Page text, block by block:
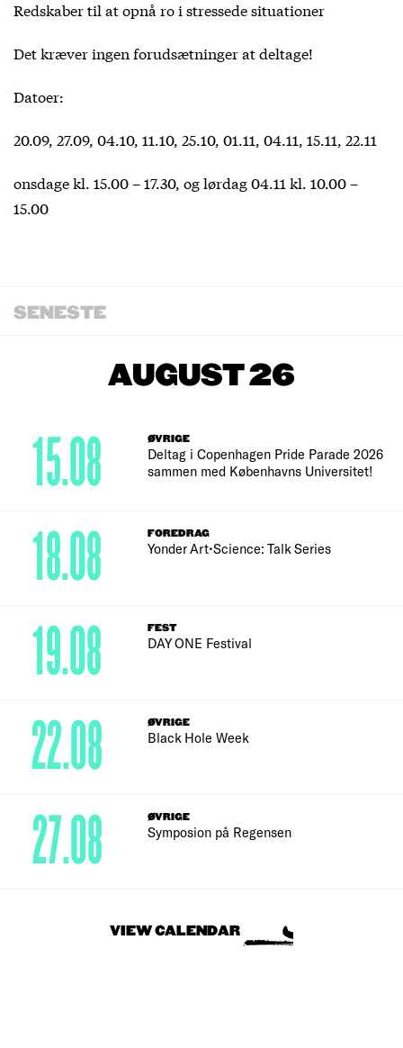
Redskaber til at opnå ro i stressede situationer
Det kræver ingen forudsætninger at deltage!
Datoer:
20.09, 27.09, 04.10, 11.10, 25.10, 01.11, 04.11, 15.11, 22.11
onsdage kl. 15.00 – 17.30, og lørdag 04.11 kl. 10.00 –
15.00
SENESTE
AUGUST 26
ØVRIGE
Deltag i Copenhagen Pride Parade 2026
sammen med Københavns Universitet!
15.08
FOREDRAG
Yonder Art•Science: Talk Series
18.08
FEST
DAY ONE Festival
19.08
ØVRIGE
Black Hole Week
22.08
ØVRIGE
Symposion på Regensen
27.08
VIEW CALENDAR